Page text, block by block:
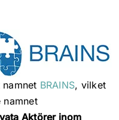
BRAINS, vilket
Aktörer inom